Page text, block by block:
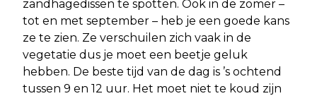
zandhagedissen te spotten. Ook in de zomer –
tot en met september – heb je een goede kans
ze te zien. Ze verschuilen zich vaak in de
vegetatie dus je moet een beetje geluk
hebben. De beste tijd van de dag is ’s ochtend
tussen 9 en 12 uur. Het moet niet te koud zijn